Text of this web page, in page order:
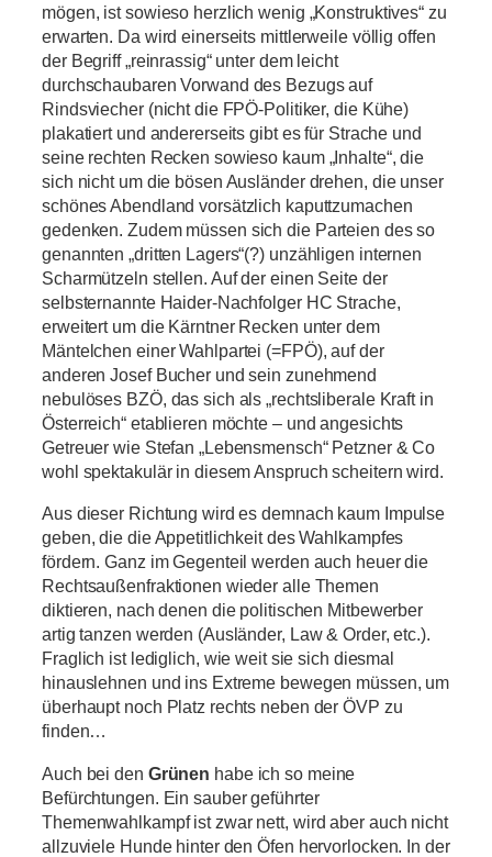
mögen, ist sowieso herzlich wenig „Konstruktives“ zu
erwarten. Da wird einerseits mittlerweile völlig offen
der Begriff „reinrassig“ unter dem leicht
durchschaubaren Vorwand des Bezugs auf
Rindsviecher (nicht die FPÖ-Politiker, die Kühe)
plakatiert und andererseits gibt es für Strache und
seine rechten Recken sowieso kaum „Inhalte“, die
sich nicht um die bösen Ausländer drehen, die unser
schönes Abendland vorsätzlich kaputtzumachen
gedenken. Zudem müssen sich die Parteien des so
genannten „dritten Lagers“(?) unzähligen internen
Scharmützeln stellen. Auf der einen Seite der
selbsternannte Haider-Nachfolger HC Strache,
erweitert um die Kärntner Recken unter dem
Mäntelchen einer Wahlpartei (=FPÖ), auf der
anderen Josef Bucher und sein zunehmend
nebulöses BZÖ, das sich als „rechtsliberale Kraft in
Österreich“ etablieren möchte – und angesichts
Getreuer wie Stefan „Lebensmensch“ Petzner & Co
wohl spektakulär in diesem Anspruch scheitern wird.
Aus dieser Richtung wird es demnach kaum Impulse
geben, die die Appetitlichkeit des Wahlkampfes
fördern. Ganz im Gegenteil werden auch heuer die
Rechtsaußenfraktionen wieder alle Themen
diktieren, nach denen die politischen Mitbewerber
artig tanzen werden (Ausländer, Law & Order, etc.).
Fraglich ist lediglich, wie weit sie sich diesmal
hinauslehnen und ins Extreme bewegen müssen, um
überhaupt noch Platz rechts neben der ÖVP zu
finden…
Auch bei den Grünen habe ich so meine
Befürchtungen. Ein sauber geführter
Themenwahlkampf ist zwar nett, wird aber auch nicht
allzuviele Hunde hinter den Öfen hervorlocken. In der